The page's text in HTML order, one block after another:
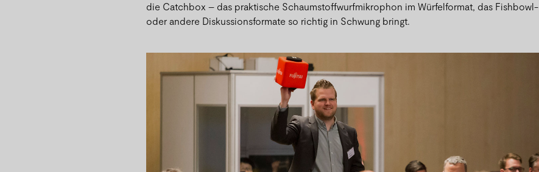
die Catchbox – das praktische Schaumstoffwurfmikrophon im Würfelformat, das Fishbowl-
oder andere Diskussionsformate so richtig in Schwung bringt.